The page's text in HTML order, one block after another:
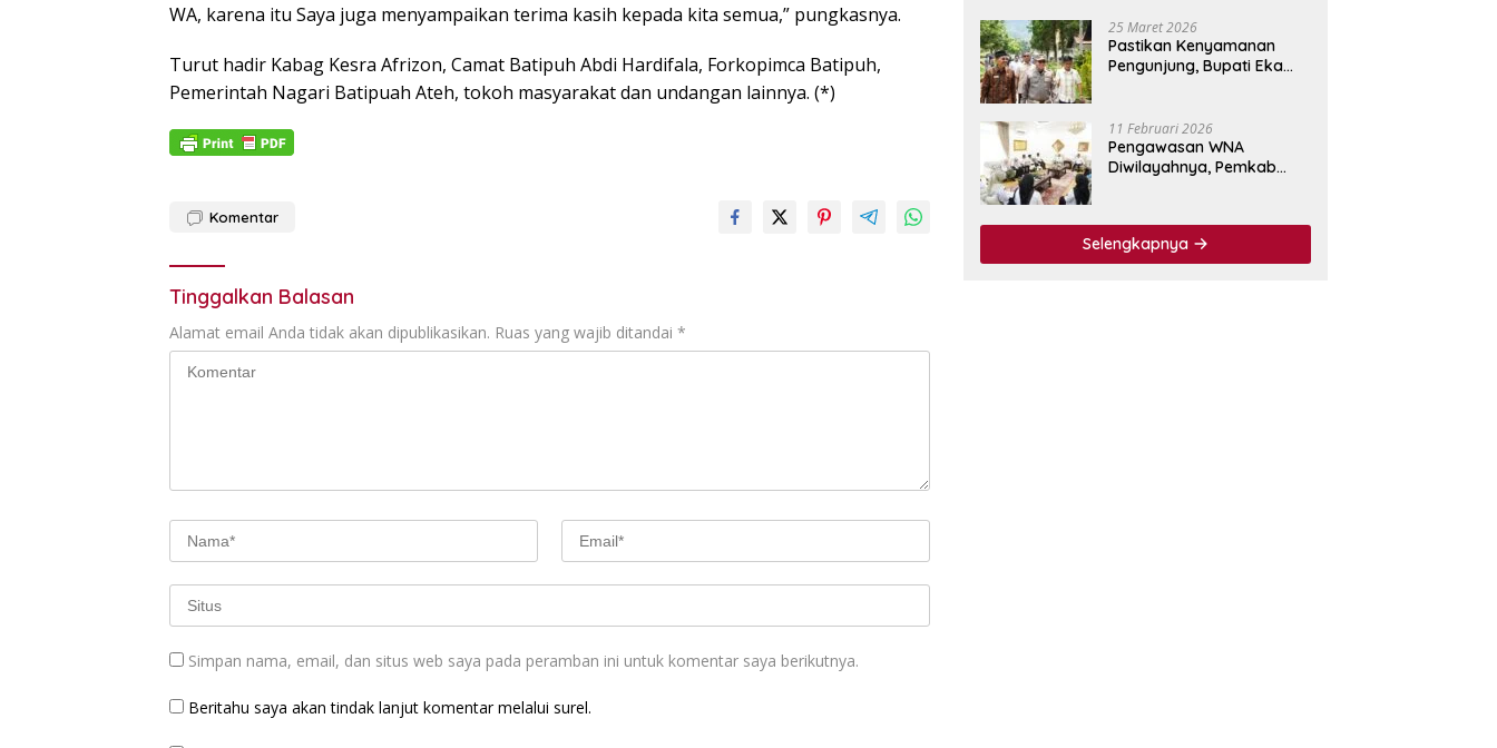
WA, karena itu Saya juga menyampaikan terima kasih kepada kita semua,” pungkasnya.
Turut hadir Kabag Kesra Afrizon, Camat Batipuh Abdi Hardifala, Forkopimca Batipuh,
Pemerintah Nagari Batipuah Ateh, tokoh masyarakat dan undangan lainnya. (*)
Komentar
Tinggalkan Balasan
Alamat email Anda tidak akan dipublikasikan. Ruas yang wajib ditandai *
Simpan nama, email, dan situs web saya pada peramban ini untuk komentar saya berikutnya.
Beritahu saya akan tindak lanjut komentar melalui surel.
25 Maret 2026
Pastikan Kenyamanan
Pengunjung, Bupati Eka
Pagaruyuang
11 Februari 2026
Pengawasan WNA
Diwilayahnya, Pemkab
Imigrasi Kelas I Non TPI
Agam
Selengkapnya